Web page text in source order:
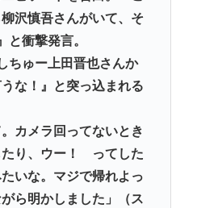
通報が止まらず県警が異例
党を叩くのは、頑張る人を
らしい薄暗い欲望のせい」
アニメに興味なく、いつも打
いという不都合な真実
沢慎吾さんがいて、そ
と衝撃発言。
ちゅー上田晋也さんか
な！』と突っ込まれる
カメラ回ってないとき
たり、ウー！ ってした
いな。マジで帰れよっ
ら明かしました」（ス